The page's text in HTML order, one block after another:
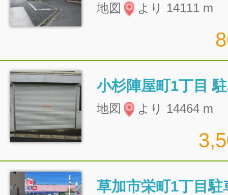
地図 より 14111 m
小杉陣屋町1丁目
地図 より 14464 m
草加市栄町1丁目駐